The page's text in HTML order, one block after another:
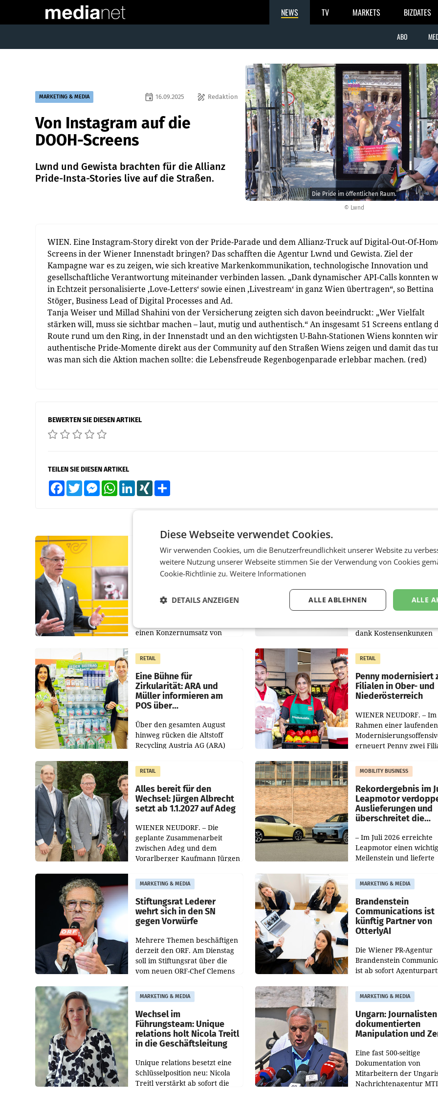
NEWS TV MARKETS BIZDATES
ABO
© Lwnd
Die Pride im öffentlichen Raum.
MARKETING & MEDIA draw Redaktion
event 16.09.2025
Von Instagram auf die
DOOH-Screens
Lwnd und Gewista brachten für die Allianz
Pride-Insta-Stories live auf die Straßen.
WIEN. Eine Instagram-Story direkt von der Pride-Parade und dem Allianz-Truck auf Digital-Out-Of-
Screens in der Wiener Innenstadt bringen? Das schafften die Agentur Lwnd und Gewista. Ziel der
Kampagne war es zu zeigen, wie sich kreative Markenkommunikation, technologische Innovation und
gesellschaftliche Verantwortung miteinander verbinden lassen. „Dank dynamischer API-Calls konnten
in Echtzeit personalisierte ‚Love-Letters‘ sowie einen ‚Livestream‘ in ganz Wien übertragen“, so Bettina
Stöger, Business Lead of Digital Processes and Ad.
Tanja Weiser und Millad Shahini von der Versicherung zeigten sich davon beeindruckt: „Wer Vielfalt
stärken will, muss sie sichtbar machen – laut, mutig und authentisch.“ An insgesamt 51 Screens entlang
Route rund um den Ring, in der Innenstadt und an den wichtigsten U-Bahn-Stationen Wiens konnten
authentische Pride-Momente direkt aus der Community auf den Straßen Wiens zeigen und damit das
was man sich die Aktion machen sollte: die ­Lebensfreude Regenbogen­parade erlebbar machen. (red)
BEWERTEN SIE DIESEN ARTIKEL
TEILEN SIE DIESEN ARTIKEL
FacebookTwitter MessengerWhatsAppLinkedInXING
Österreichische Post:
Umsatzplus im ersten
einen Konzernumsatz von
erwirtschaftet, was einem Plus
von 3,8 Prozent gegenüber
dem Vergleichszeitraum
MARKETING & MEDIA
ProSiebenSat.1
UNTERFÖHRING/
Der Fernsehkonzern
dank Kostensenkungen
gemacht und die
Markterwartung deutlich
übertroffen.
RETAIL
Eine Bühne für
Zirkularität: ARA und
Müller informieren am
POS über
Über den gesamten August
hinweg rücken die Altstoff
Recycling Austria AG (ARA)
Müller die Initiative „Kreislauf-
Helden“ in allen
österreichischen Müller-Filialen
RETAIL
Penny modernisiert
Filialen in Ober- und
Niederösterreich
WIENER NEUDORF. – Im
Rahmen einer laufenden
erneuert Penny zwei
Die beiden Standorte
Haag sowie im rund
RETAIL
Alles bereit für den
Wechsel: Jürgen Albrecht
setzt ab 1.1.2027 auf Adeg
WIENER NEUDORF. – Die
geplante Zusammenarbeit
zwischen Adeg und dem
Vorarlberger Kaufmann Jürgen
freigegeben: Die
Bundeswettbewerbsbehörde
und der Bundeskartellanwalt
MOBILITY BUSINESS
Rekordergebnis im
Leapmotor
Auslieferungen und
überschreitet die
– Im Juli 2026 erreichte
Leapmotor einen
Meilenstein und lieferte
aus, womit sich das
gegenüber Juli 2025
verdoppelte (+102
MARKETING & MEDIA
Stiftungsrat Lederer
wehrt sich in den SN
gegen Vorwürfe
Mehrere Themen beschäftigen
derzeit den ORF. Am Dienstag
soll im Stiftungsrat über die
vom neuen ORF-Chef Clemens
Besetzungen für die
Direktionen abgestimmt
werden.
MARKETING & MEDIA
Brandenstein
Communications ist
künftig Partner von
OtterlyAI
Die Wiener PR-Agentur
Brandenstein
ist ab sofort
Optimierungsplattform
OtterlyAI. Damit baut die
Agentur ihr
MARKETING & MEDIA
Wechsel im
Führungsteam: Unique
relations holt Nicola Treitl
in die Geschäftsleitung
Unique relations besetzt eine
Schlüsselposition neu: Nicola
Treitl verstärkt ab sofort die
MARKETING & MEDIA
Ungarn: Journalisten
dokumentierten
Manipulation und
Eine fast 500-seitige
Dokumentation von
Mitarbeitern der
Nachrichtenagentur
Diese Webseite verwendet Cookies.
Wir verwenden Cookies, um die Benutzerfreundlichkeit unserer Website zu
weitere Nutzung unserer Webseite stimmen Sie der Verwendung von Cookies
Cookie-Richtlinie zu. Weitere Informationen
ALLE
ALLE ABLEHNEN
DETAILS ANZEIGEN